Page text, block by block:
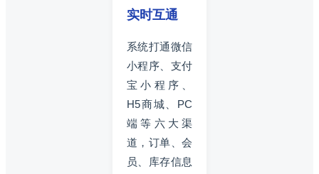
实时互通
系统打通微信
小程序、支付
宝小程序、
H5商城、PC
端等六大渠
道，订单、会
员、库存信息